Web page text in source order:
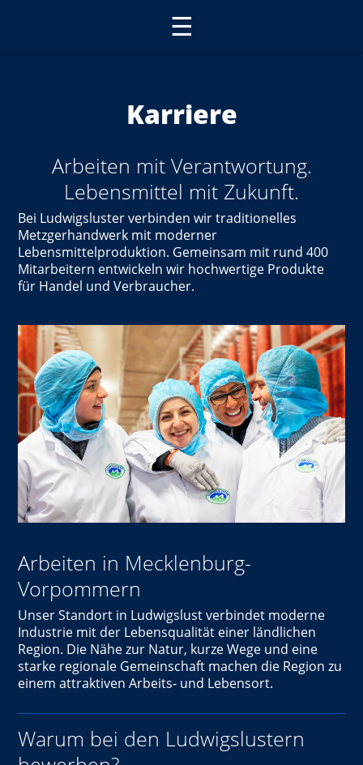
☰
Karriere
Arbeiten mit Verantwortung.
Lebensmittel mit Zukunft.
Bei Ludwigsluster verbinden wir traditionelles
Metzgerhandwerk mit moderner
Lebensmittelproduktion. Gemeinsam mit rund 400
Mitarbeitern entwickeln wir hochwertige Produkte
für Handel und Verbraucher.
Arbeiten in Mecklenburg-
Vorpommern
Unser Standort in Ludwigslust verbindet moderne
Industrie mit der Lebensqualität einer ländlichen
Region. Die Nähe zur Natur, kurze Wege und eine
starke regionale Gemeinschaft machen die Region zu
einem attraktiven Arbeits- und Lebensort.
Warum bei den Ludwigslustern